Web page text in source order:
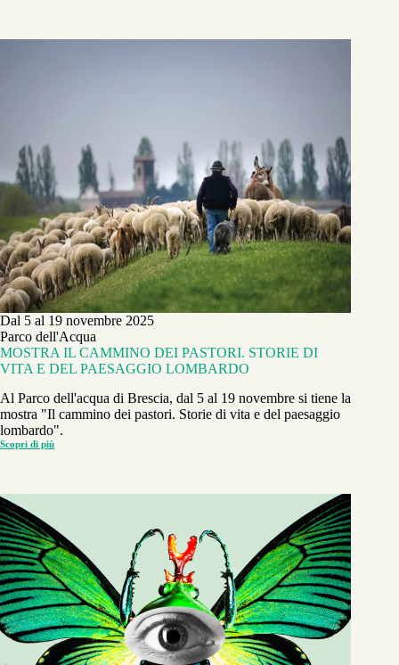
Dal 5 al 19 novembre 2025
Parco dell'Acqua
MOSTRA IL CAMMINO DEI PASTORI. STORIE DI
VITA E DEL PAESAGGIO LOMBARDO
Al Parco dell'acqua di Brescia, dal 5 al 19 novembre si tiene la
mostra "Il cammino dei pastori. Storie di vita e del paesaggio
lombardo".
Scopri di più
MOSTRA
STORIE
DI
VITA
E
DEL
PAESAGGIO
LOMBARDO